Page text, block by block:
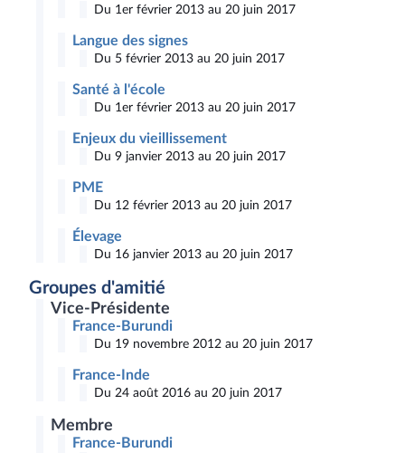
Du 1er février 2013 au 20 juin 2017
Langue des signes
Du 5 février 2013 au 20 juin 2017
Santé à l'école
Du 1er février 2013 au 20 juin 2017
Enjeux du vieillissement
Du 9 janvier 2013 au 20 juin 2017
PME
Du 12 février 2013 au 20 juin 2017
Élevage
Du 16 janvier 2013 au 20 juin 2017
Groupes d'amitié
Vice-Présidente
France-Burundi
Du 19 novembre 2012 au 20 juin 2017
France-Inde
Du 24 août 2016 au 20 juin 2017
Membre
France-Burundi